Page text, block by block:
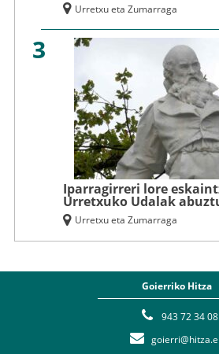
Urretxu eta Zumarraga
3
Iparragirreri lore
Urretxuko Udalak
Urretxu eta Zumarraga
Goierriko Hitza
943 72 34 08